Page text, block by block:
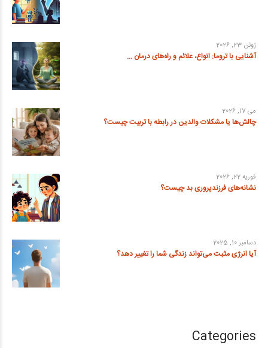
ژوئن 23, 2026
آشنایی با تروما: انواع، علائم و راه‌های درمان ...
می 17, 2026
چالش‌ها یا مشکلات والدین در رابطه با تربیت چیست؟
فوریه 22, 2026
نشانه‌های فرزندپروری بد چیست؟
دسامبر 10, 2025
آیا انرژی مثبت می‌تواند زندگی شما را تغییر دهد؟
Categories